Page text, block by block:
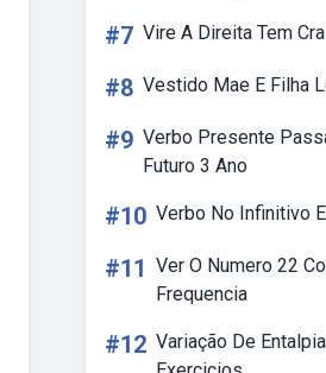
#7 Vire A Direita Tem
#8 Vestido Mae E Filha
#9 Verbo Presente
Futuro 3 Ano
#10 Verbo No Infinitivo
#11 Ver O Numero 22
Frequencia
#12 Variação De Entalpia